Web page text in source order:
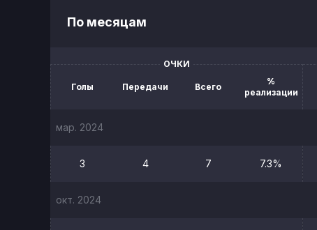
По месяцам
ОЧКИ
Голы Передачи Всего
%
реализации
мар. 2024
3 4 7 7.3%
окт. 2024